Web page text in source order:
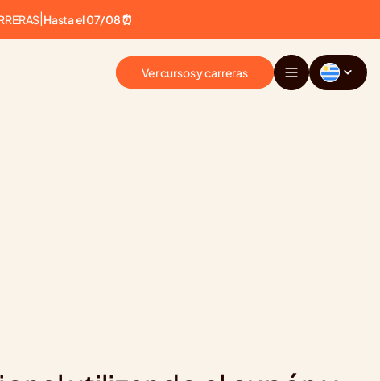
Hasta el 07/08 ⏰
Ver cursos y carreras